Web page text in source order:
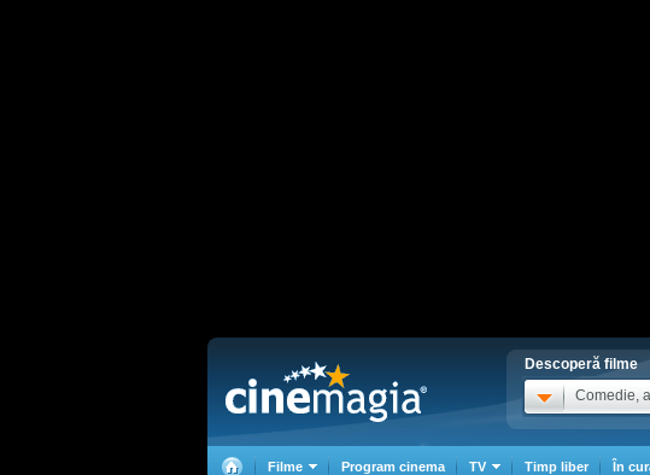
Descoperă filme
Comedie,
Filme Program cinema TV Timp liber În